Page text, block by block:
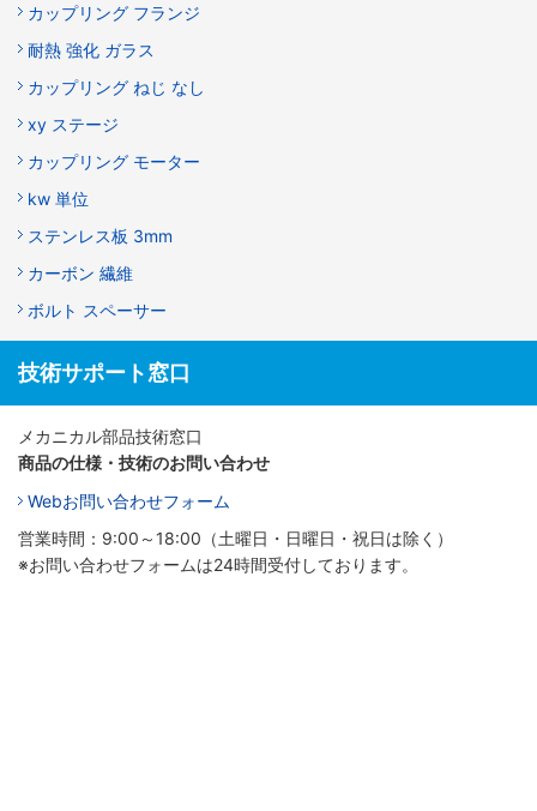
カップリング フランジ
耐熱 強化 ガラス
カップリング ねじ なし
xy ステージ
カップリング モーター
kw 単位
ステンレス板 3mm
カーボン 繊維
ボルト スペーサー
技術サポート窓口
メカニカル部品技術窓口
商品の仕様・技術のお問い合わせ
Webお問い合わせフォーム
営業時間：9:00～18:00（土曜日・日曜日・祝日は除く）
※お問い合わせフォームは24時間受付しております。